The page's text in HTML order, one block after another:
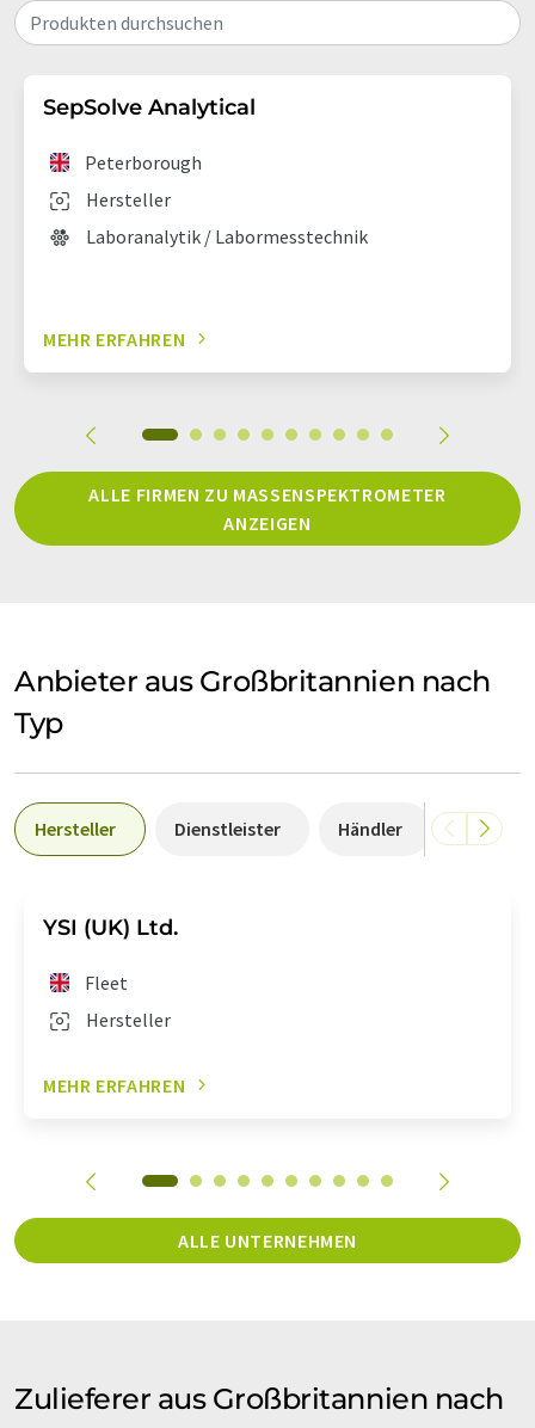
Produkten durchsuchen
SepSolve Analytical
Hersteller
Peterborough
Laboranalytik / Labormesstechnik
MEHR ERFAHREN
ALLE FIRMEN ZU MASSENSPEKTROMETER
ANZEIGEN
Anbieter aus Großbritannien nach
Typ
Hersteller Dienstleister Händler Labor
YSI (UK) Ltd.
Hersteller
Fleet
MEHR ERFAHREN
ALLE UNTERNEHMEN
Zulieferer aus Großbritannien nach